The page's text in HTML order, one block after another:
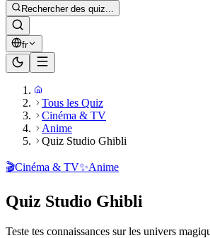
Rechercher des quiz...
fr
Tous les Quiz
Cinéma & TV
Anime
Quiz Studio Ghibli
🎬Cinéma & TV✨Anime
Quiz Studio Ghibli
Teste tes connaissances sur les univers